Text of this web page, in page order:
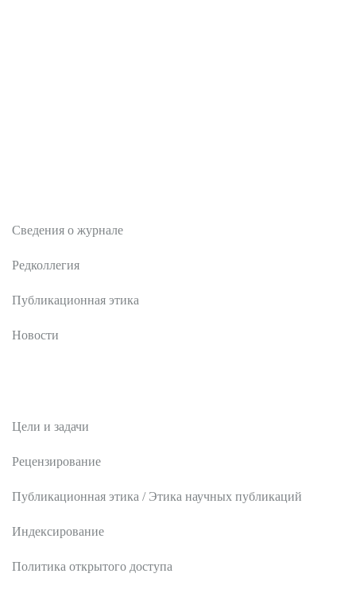
Сведения о журнале
Редколлегия
Публикационная этика
Новости
Цели и задачи
Рецензирование
Публикационная этика / Этика научных публикаций
Индексирование
Политика открытого доступа